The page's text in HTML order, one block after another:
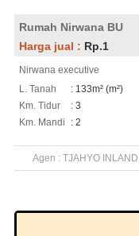
Rumah Nirwana BU
Harga jual : Rp.1
Nirwana executive
L. Tanah
: 133m² (m²)
Km. Tidur
: 3
Km. Mandi
: 2
Agen : TJAHYO INLAND